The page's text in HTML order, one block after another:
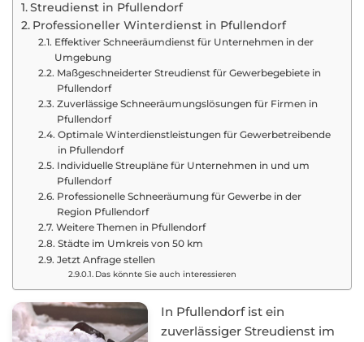
Streudienst in Pfullendorf
Professioneller Winterdienst in Pfullendorf
Effektiver Schneeräumdienst für Unternehmen in der
Umgebung
Maßgeschneiderter Streudienst für Gewerbegebiete in
Pfullendorf
Zuverlässige Schneeräumungslösungen für Firmen in
Pfullendorf
Optimale Winterdienstleistungen für Gewerbetreibende
in Pfullendorf
Individuelle Streupläne für Unternehmen in und um
Pfullendorf
Professionelle Schneeräumung für Gewerbe in der
Region Pfullendorf
Weitere Themen in Pfullendorf
Städte im Umkreis von 50 km
Jetzt Anfrage stellen
Das könnte Sie auch interessieren
In Pfullendorf ist ein
zuverlässiger Streudienst im